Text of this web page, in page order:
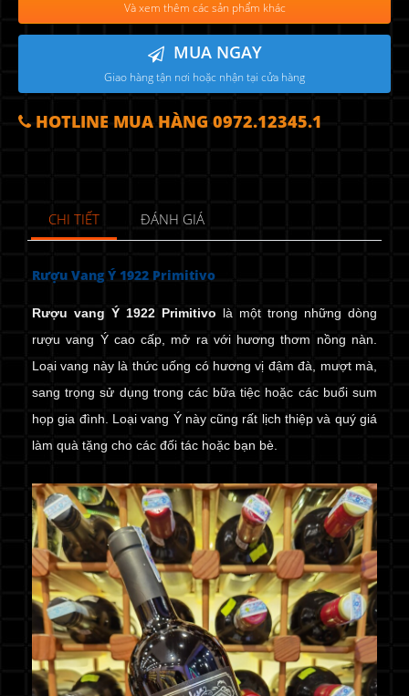
Và xem thêm các sản phẩm khác
MUA NGAY
Giao hàng tận nơi hoặc nhận tại cửa hàng
HOTLINE MUA HÀNG 0972.12345.1
CHI TIẾT ĐÁNH GIÁ
Rượu Vang Ý 1922 Primitivo
Rượu vang Ý 1922 Primitivo là một trong những dòng
rượu vang Ý cao cấp, mở ra với hương thơm nồng nàn.
Loại vang này là thức uống có hương vị đậm đà, mượt mà,
sang trọng sử dụng trong các bữa tiệc hoặc các buổi sum
họp gia đình. Loại vang Ý này cũng rất lịch thiệp và quý giá
làm quà tặng cho các đối tác hoặc bạn bè.